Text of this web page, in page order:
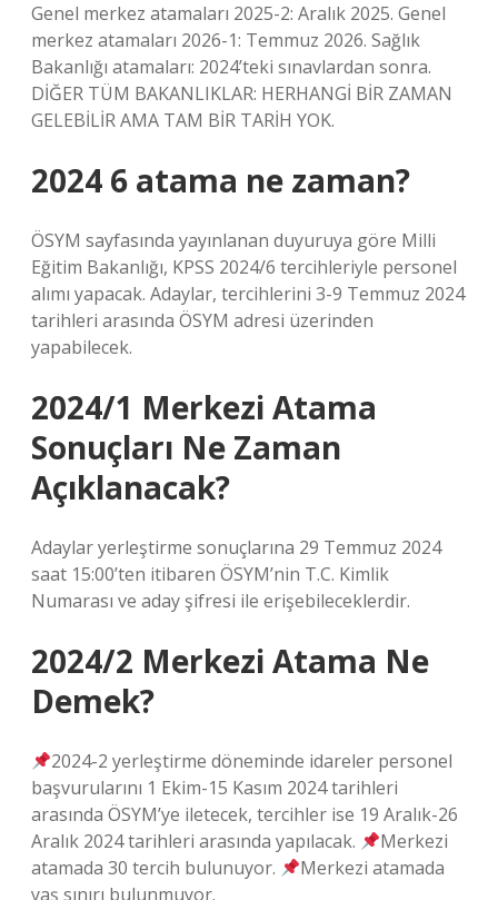
Genel merkez atamaları 2025-2: Aralık 2025. Genel
merkez atamaları 2026-1: Temmuz 2026. Sağlık
Bakanlığı atamaları: 2024’teki sınavlardan sonra.
DİĞER TÜM BAKANLIKLAR: HERHANGİ BİR ZAMAN
GELEBİLİR AMA TAM BİR TARİH YOK.
2024 6 atama ne zaman?
ÖSYM sayfasında yayınlanan duyuruya göre Milli
Eğitim Bakanlığı, KPSS 2024/6 tercihleriyle personel
alımı yapacak. Adaylar, tercihlerini 3-9 Temmuz 2024
tarihleri ​​arasında ÖSYM adresi üzerinden
yapabilecek.
2024/1 Merkezi Atama
Sonuçları Ne Zaman
Açıklanacak?
Adaylar yerleştirme sonuçlarına 29 Temmuz 2024
saat 15:00’ten itibaren ÖSYM’nin T.C. Kimlik
Numarası ve aday şifresi ile erişebileceklerdir.
2024/2 Merkezi Atama Ne
Demek?
2024-2 yerleştirme döneminde idareler personel
başvurularını 1 Ekim-15 Kasım 2024 tarihleri ​​
arasında ÖSYM’ye iletecek, tercihler ise 19 Aralık-26
Aralık 2024 tarihleri ​​arasında yapılacak.
Merkezi
atamada 30 tercih bulunuyor.
Merkezi atamada
yaş sınırı bulunmuyor.